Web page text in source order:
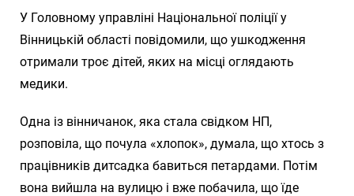
У Головному управліні Національної поліції у
Вінницькій області повідомили, що ушкодження
отримали троє дітей, яких на місці оглядають
медики.
Одна із вінничанок, яка стала свідком НП,
розповіла, що почула «хлопок», думала, що хтось з
працівників дитсадка бавиться петардами. Потім
вона вийшла на вулицю і вже побачила, що їде